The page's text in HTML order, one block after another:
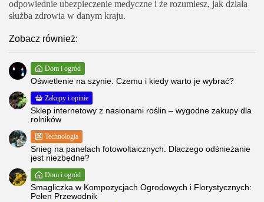
odpowiednie ubezpieczenie medyczne i że rozumiesz, jak działa
służba zdrowia w danym kraju.
Zobacz również:
Dom i ogród
Oświetlenie na szynie. Czemu i kiedy warto je wybrać?
Zakupy i opinie
Sklep internetowy z nasionami roślin – wygodne zakupy dla
rolników
Technologia
Śnieg na panelach fotowoltaicznych. Dlaczego odśnieżanie
jest niezbędne?
Dom i ogród
Smagliczka w Kompozycjach Ogrodowych i Florystycznych:
Pełen Przewodnik